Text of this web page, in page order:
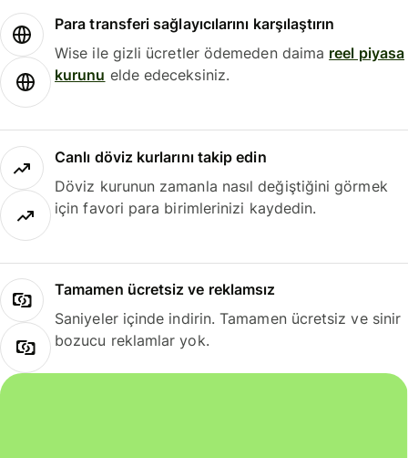
Para transferi sağlayıcılarını karşılaştırın
Wise ile gizli ücretler ödemeden daima reel piyasa
kurunu elde edeceksiniz.
Canlı döviz kurlarını takip edin
Döviz kurunun zamanla nasıl değiştiğini görmek
için favori para birimlerinizi kaydedin.
Tamamen ücretsiz ve reklamsız
Saniyeler içinde indirin. Tamamen ücretsiz ve sinir
bozucu reklamlar yok.